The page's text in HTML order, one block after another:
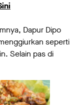
Dapur Dipo
seperti
Selain pas di